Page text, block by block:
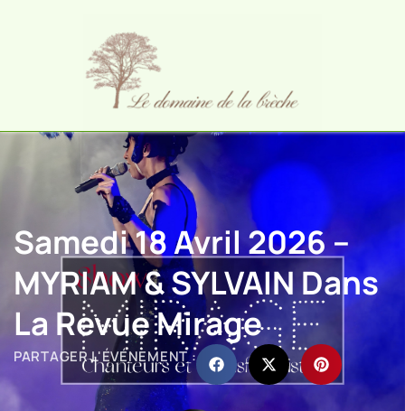
Samedi 18 Avril 2026 –
MYRIAM & SYLVAIN Dans
La Revue Mirage
PARTAGER L'ÉVÉNEMENT :